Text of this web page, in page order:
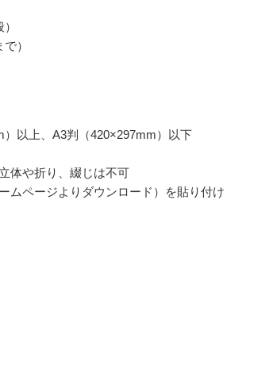
）
以上、A3判（420×297mm）以下
体や折り、綴じは不可
ムページよりダウンロード）を貼り付け